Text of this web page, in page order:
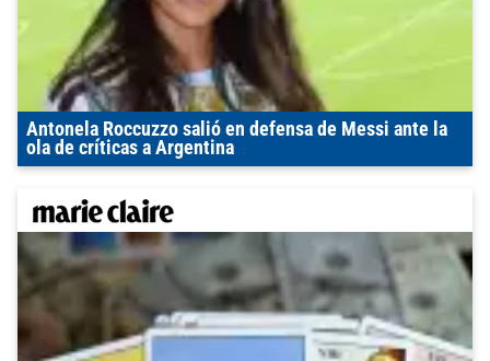
Antonela Roccuzzo salió en defensa de Messi ante la
ola de críticas a Argentina